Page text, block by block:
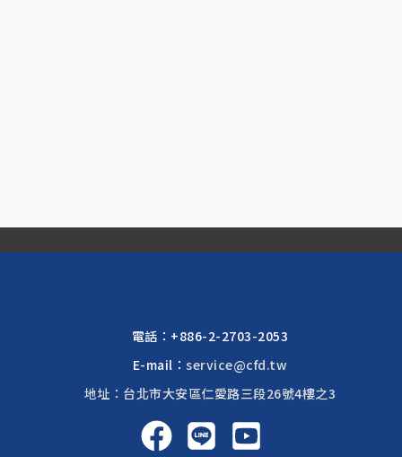
電話： +886-2-2703-2053
E-mail：service@cfd.tw
地址：台北市大安區仁愛路三段26號4樓之3